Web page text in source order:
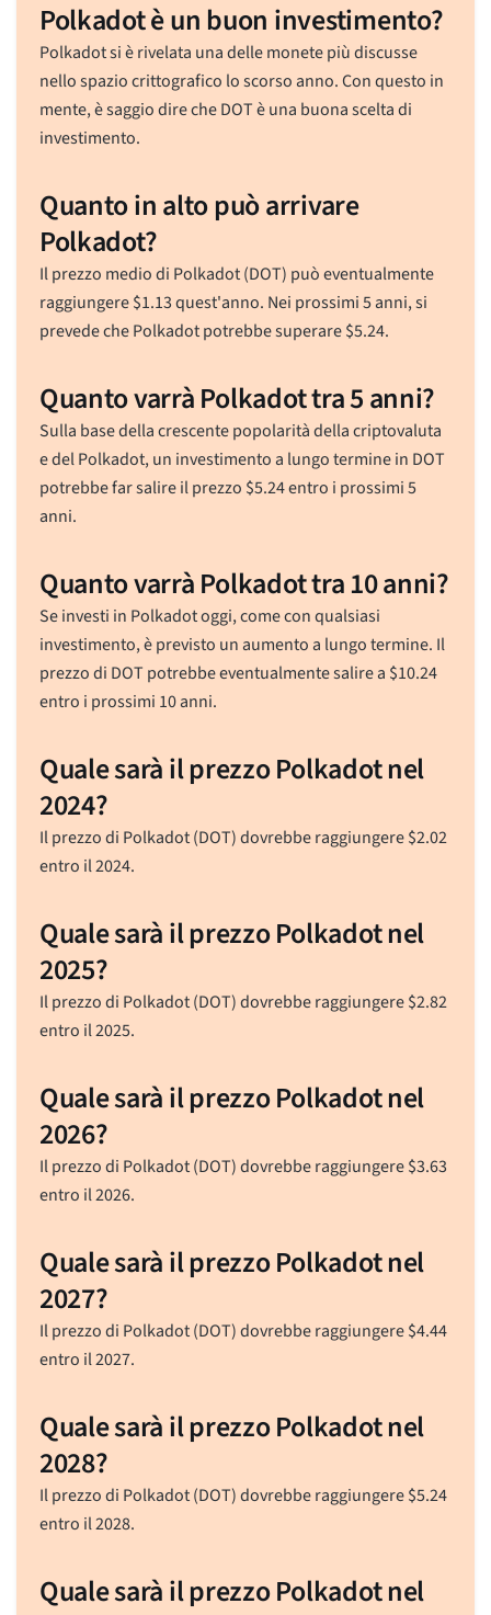
Polkadot è un buon investimento?
Polkadot si è rivelata una delle monete più discusse
nello spazio crittografico lo scorso anno. Con questo in
mente, è saggio dire che DOT è una buona scelta di
investimento.
Quanto in alto può arrivare
Polkadot?
Il prezzo medio di Polkadot (DOT) può eventualmente
raggiungere$1.13quest'anno. Nei prossimi 5 anni, si
prevede che Polkadot potrebbe superare$5.24.
Quanto varrà Polkadot tra 5 anni?
Sulla base della crescente popolarità della criptovaluta
e del Polkadot, un investimento a lungo termine in DOT
potrebbe far salire il prezzo $5.24entro i prossimi 5
anni.
Quanto varrà Polkadot tra 10 anni?
Se investi in Polkadot oggi, come con qualsiasi
investimento, è previsto un aumento a lungo termine. Il
prezzo di DOT potrebbe eventualmente salire a $10.24
entro i prossimi 10 anni.
Quale sarà il prezzo Polkadot nel
2024?
Il prezzo di Polkadot (DOT) dovrebbe raggiungere$2.02
entro il 2024.
Quale sarà il prezzo Polkadot nel
2025?
Il prezzo di Polkadot (DOT) dovrebbe raggiungere$2.82
entro il 2025.
Quale sarà il prezzo Polkadot nel
2026?
Il prezzo di Polkadot (DOT) dovrebbe raggiungere$3.63
entro il 2026.
Quale sarà il prezzo Polkadot nel
2027?
Il prezzo di Polkadot (DOT) dovrebbe raggiungere$4.44
entro il 2027.
Quale sarà il prezzo Polkadot nel
2028?
Il prezzo di Polkadot (DOT) dovrebbe raggiungere$5.24
entro il 2028.
Quale sarà il prezzo Polkadot nel